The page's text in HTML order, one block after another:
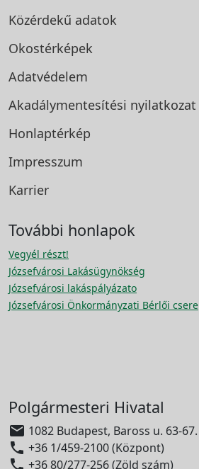
Közérdekű adatok
Okostérképek
Adatvédelem
Akadálymentesítési nyilatkozat
Honlaptérkép
Impresszum
Karrier
További honlapok
Vegyél részt!
Józsefvárosi Lakásügynökség
Józsefvárosi lakáspályázato
Józsefvárosi Önkormányzati Bérlői csere
Polgármesteri Hivatal
 1082 Budapest, Baross u. 63-67.
 +36 1/459-2100 (Központ)
 +36 80/277-256 (Zöld szám)